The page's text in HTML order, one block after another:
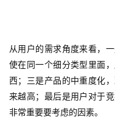
机
游
戏
单
从用户的需求角度来看，
使在同一个细分类型里面
西；三是产品的中重度化
来越高；最后是用户对于
非常重要要考虑的因素。